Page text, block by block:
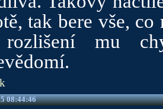
tak bere vše,
mu
08:44:46